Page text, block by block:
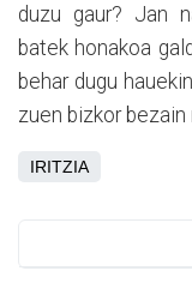
duzu gaur? Jan
batek honakoa
behar dugu
zuen bizkor bezain
IRITZIA